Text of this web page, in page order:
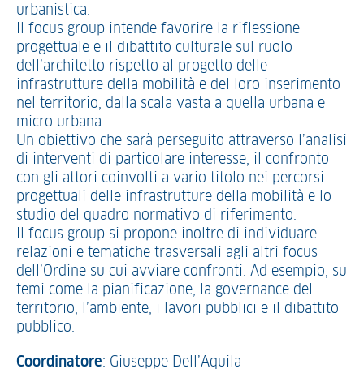
urbanistica.
Il focus group intende favorire la riflessione
progettuale e il dibattito culturale sul ruolo
dell’architetto rispetto al progetto delle
infrastrutture della mobilità e del loro inserimento
nel territorio, dalla scala vasta a quella urbana e
micro urbana.
Un obiettivo che sarà perseguito attraverso l’analisi
di interventi di particolare interesse, il confronto
con gli attori coinvolti a vario titolo nei percorsi
progettuali delle infrastrutture della mobilità e lo
studio del quadro normativo di riferimento.
Il focus group si propone inoltre di individuare
relazioni e tematiche trasversali agli altri focus
dell’Ordine su cui avviare confronti. Ad esempio, su
temi come la pianificazione, la governance del
territorio, l’ambiente, i lavori pubblici e il dibattito
pubblico.
Coordinatore: Giuseppe Dell’Aquila